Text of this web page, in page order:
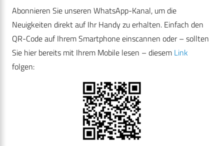
Abonnieren Sie unseren WhatsApp-Kanal, um die
Neuigkeiten direkt auf Ihr Handy zu erhalten. Einfach den
QR-Code auf Ihrem Smartphone einscannen oder – sollten
Sie hier bereits mit Ihrem Mobile lesen – diesem Link
folgen: